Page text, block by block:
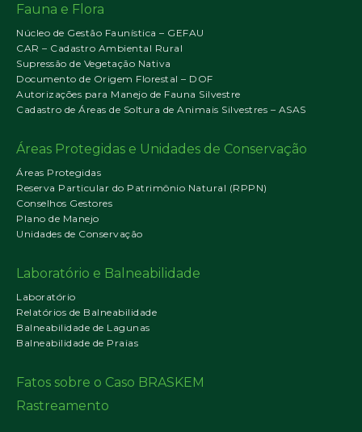
Fauna e Flora
Núcleo de Gestão Faunística – GEFAU
CAR – Cadastro Ambiental Rural
Supressão de Vegetação Nativa
Documento de Origem Florestal – DOF
Autorizações para Manejo de Fauna Silvestre
Cadastro de Áreas de Soltura de Animais Silvestres – ASAS
Áreas Protegidas e Unidades de Conservação
Áreas Protegidas
Reserva Particular do Patrimônio Natural (RPPN)
Conselhos Gestores
Plano de Manejo
Unidades de Conservação
Laboratório e Balneabilidade
Laboratório
Relatórios de Balneabilidade
Balneabilidade de Lagunas
Balneabilidade de Praias
Fatos sobre o Caso BRASKEM
Rastreamento